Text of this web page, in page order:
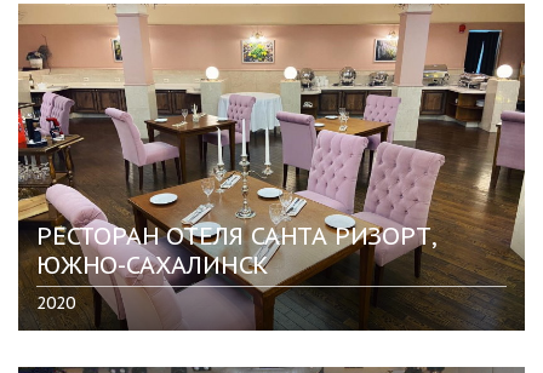
РЕСТОРАН ОТЕЛЯ САНТА РИЗОРТ,
ЮЖНО-САХАЛИНСК
2020